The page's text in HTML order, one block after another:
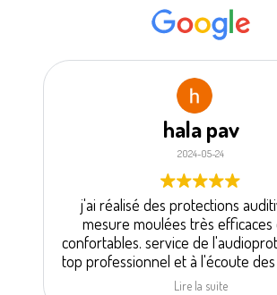
hala pav
2024-05-24
j'ai réalisé des protections
mesure moulées très efficaces
confortables. service de
top professionnel et à l'écoute
recommande !
Lire la suite